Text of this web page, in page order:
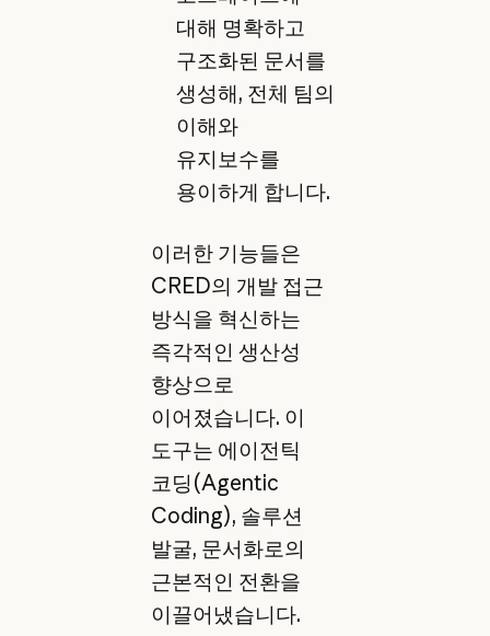
대해 명확하고
구조화된 문서를
생성해, 전체 팀의
이해와
유지보수를
용이하게 합니다.
이러한 기능들은
CRED의 개발 접근
방식을 혁신하는
즉각적인 생산성
향상으로
이어졌습니다. 이
도구는 에이전틱
코딩(Agentic
Coding), 솔루션
발굴, 문서화로의
근본적인 전환을
이끌어냈습니다.